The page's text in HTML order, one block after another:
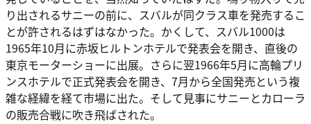
り出されるサニーの前に、スバルが同クラス車を発売するこ
とが許されるはずはなかった。かくして、スバル1000は
1965年10月に赤坂ヒルトンホテルで発表会を開き、直後の
東京モーターショーに出展。さらに翌1966年5月に高輪プリ
ンスホテルで正式発表会を開き、7月から全国発売という複
雑な経緯を経て市場に出た。そして見事にサニーとカローラ
の販売合戦に吹き飛ばされた。